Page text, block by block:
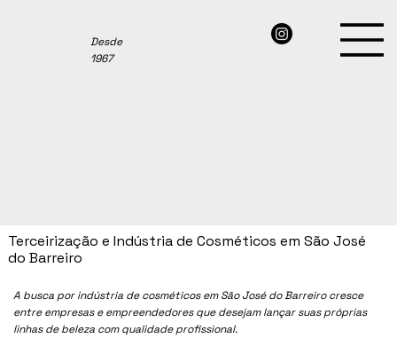
Desde
1967
A busca por indústria de cosméticos em São José do Barreiro cresce
entre empresas e empreendedores que desejam lançar suas próprias
linhas de beleza com qualidade profissional.
Terceirização e Indústria de Cosméticos em São José
do Barreiro